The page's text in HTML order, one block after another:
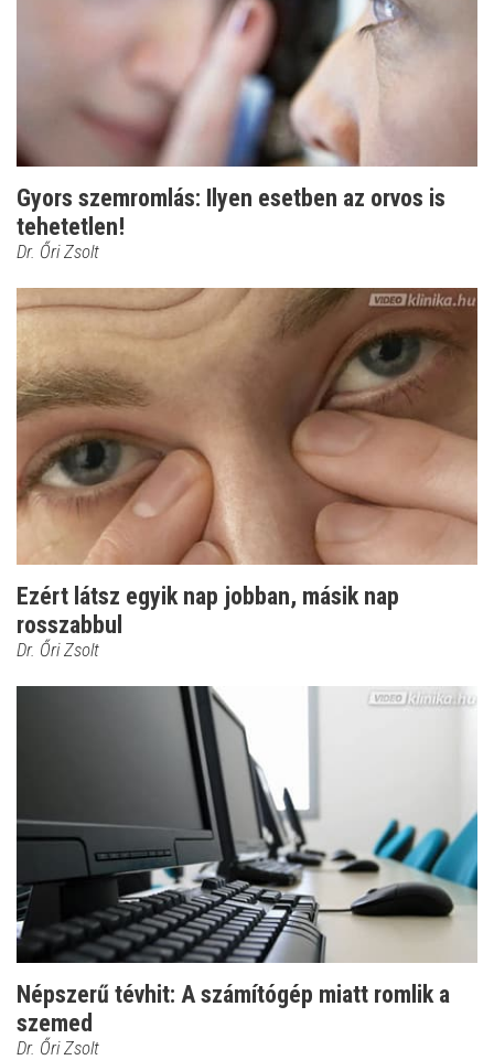
Gyors szemromlás: Ilyen esetben az orvos is
tehetetlen!
Dr. Őri Zsolt
Ezért látsz egyik nap jobban, másik nap
rosszabbul
Dr. Őri Zsolt
Népszerű tévhit: A számítógép miatt romlik a
szemed
Dr. Őri Zsolt